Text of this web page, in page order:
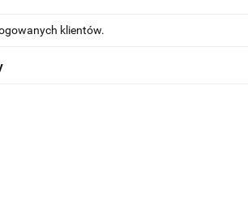
klientów.